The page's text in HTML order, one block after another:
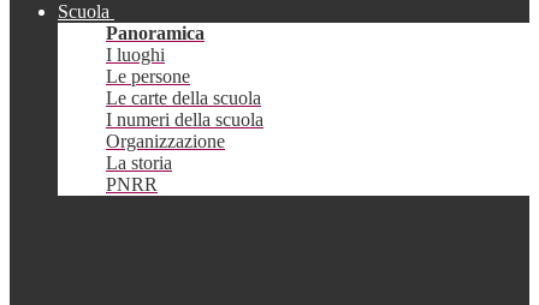
Scuola
Panoramica
I luoghi
Le persone
Le carte della scuola
I numeri della scuola
Organizzazione
La storia
PNRR